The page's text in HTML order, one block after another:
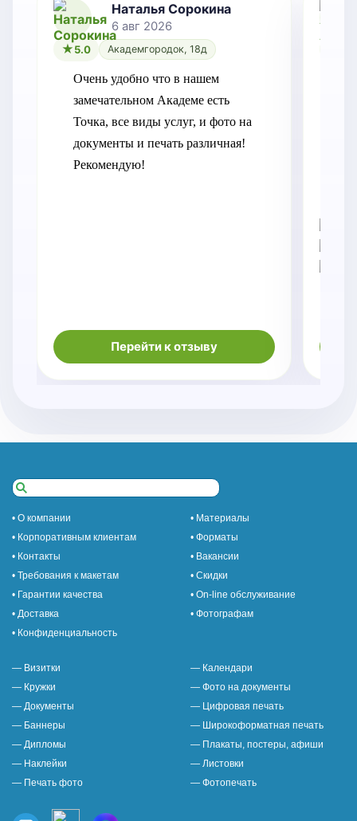
Наталья Сорокина
6 авг 2026
5.0 Академгородок, 18д
Очень удобно что в нашем
замечательном Академе есть
Точка, все виды услуг, и фото на
документы и печать различная!
Рекомендую!
Перейти к отзыву
• О компании
• Материалы
• Корпоративным клиентам
• Форматы
• Контакты
• Вакансии
• Требования к макетам
• Скидки
• Гарантии качества
• On-line обслуживание
• Доставка
• Фотографам
• Конфиденциальность
— Визитки
— Календари
— Кружки
— Фото на документы
— Документы
— Цифровая печать
— Баннеры
— Широкоформатная печать
— Дипломы
— Плакаты, постеры, афиши
— Наклейки
— Листовки
— Печать фото
— Фотопечать